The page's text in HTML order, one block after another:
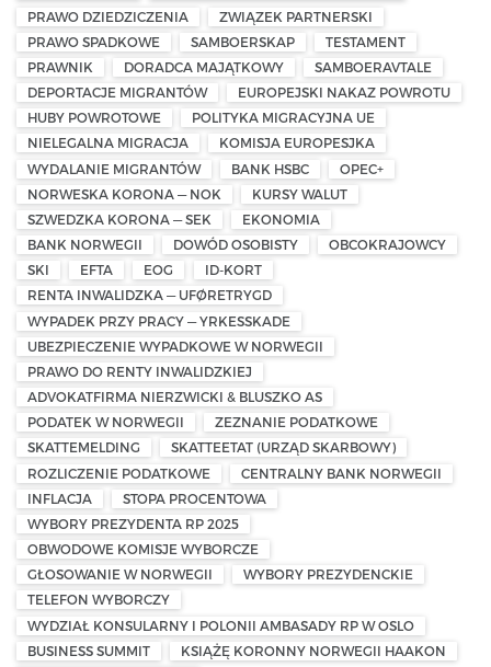
PRAWO DZIEDZICZENIA
ZWIĄZEK PARTNERSKI
PRAWO SPADKOWE
SAMBOERSKAP
TESTAMENT
PRAWNIK
DORADCA MAJĄTKOWY
SAMBOERAVTALE
DEPORTACJE MIGRANTÓW
EUROPEJSKI NAKAZ POWROTU
HUBY POWROTOWE
POLITYKA MIGRACYJNA UE
NIELEGALNA MIGRACJA
KOMISJA EUROPESJKA
WYDALANIE MIGRANTÓW
BANK HSBC
OPEC+
NORWESKA KORONA — NOK
KURSY WALUT
SZWEDZKA KORONA — SEK
EKONOMIA
BANK NORWEGII
DOWÓD OSOBISTY
OBCOKRAJOWCY
SKI
EFTA EOG
ID-KORT
RENTA INWALIDZKA — UFØRETRYGD
WYPADEK PRZY PRACY — YRKESSKADE
UBEZPIECZENIE WYPADKOWE W NORWEGII
PRAWO DO RENTY INWALIDZKIEJ
ADVOKATFIRMA NIERZWICKI & BLUSZKO AS
PODATEK W NORWEGII
ZEZNANIE PODATKOWE
SKATTEMELDING
SKATTEETAT (URZĄD SKARBOWY)
ROZLICZENIE PODATKOWE
CENTRALNY BANK NORWEGII
INFLACJA
STOPA PROCENTOWA
WYBORY PREZYDENTA RP 2025
OBWODOWE KOMISJE WYBORCZE
GŁOSOWANIE W NORWEGII
WYBORY PREZYDENCKIE
TELEFON WYBORCZY
WYDZIAŁ KONSULARNY I POLONII AMBASADY RP W OSLO
BUSINESS SUMMIT
KSIĄŻĘ KORONNY NORWEGII HAAKON